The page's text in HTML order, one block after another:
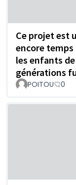
Ce projet est
encore
les enfants
générations
POITOU 0